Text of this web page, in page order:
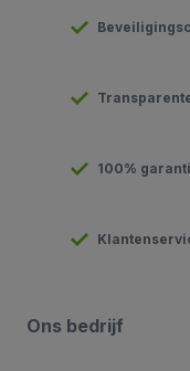
100%
Ons bedrijf